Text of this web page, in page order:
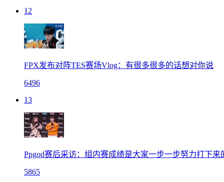
12
FPX发布对阵TES赛场Vlog：有很多很多的话想对你说
6496
13
Ppgod赛后采访：组内赛成绩是大家一步一步努力打下来
5865